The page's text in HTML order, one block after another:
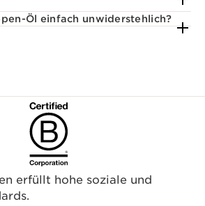
Öl einfach unwiderstehlich?
erfüllt hohe soziale und